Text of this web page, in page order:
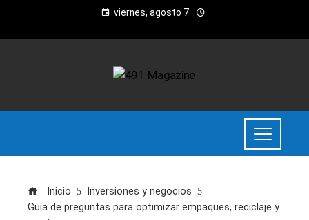
viernes, agosto 7
Inicio
Inversiones y negocios
Guía de preguntas para optimizar empaques, reciclaje y